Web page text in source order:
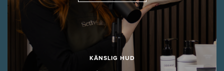
KÄNSLIG HUD